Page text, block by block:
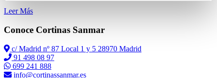
Leer Más
Conoce Cortinas Sanmar
c/ Madrid nº 87 Local 1 y 5 28970 Madrid
91 498 08 97
699 241 888
info@cortinassanmar.es